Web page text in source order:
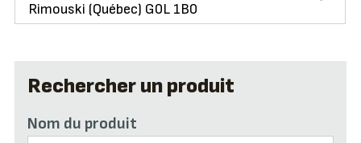
Rechercher un produit
Nom du produit
Rimouski (Québec) G0L 1B0